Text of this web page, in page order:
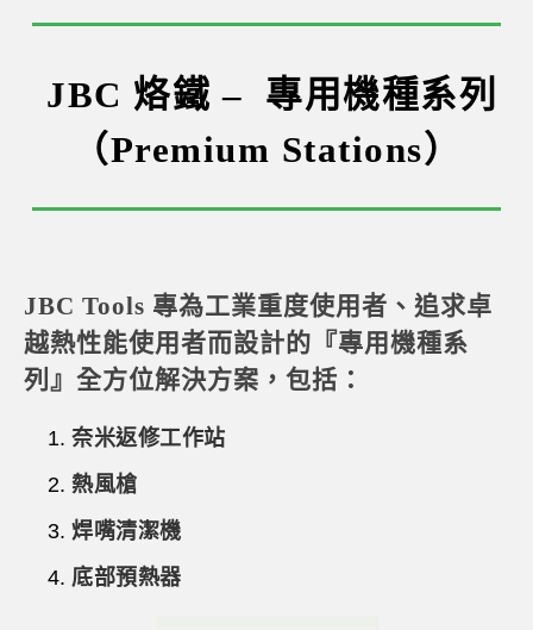
JBC 烙鐵 –
專用機種系列
（Premium Stations）
JBC Tools 專為工業重度使用者、追求卓
越熱性能使用者而設計的『專用機種系
列』全方位解決方案，包括：
奈米返修工作站
熱風槍
焊嘴清潔機
底部預熱器